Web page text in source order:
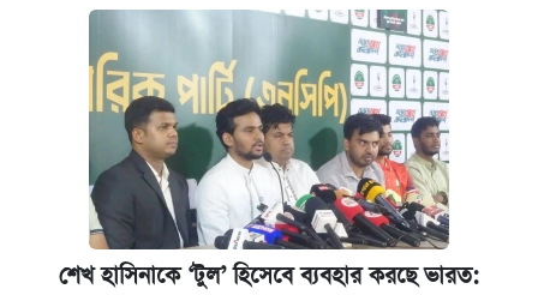
‘গুলশানের চামেলি’ তে যৌনকর্মীর দালাল অ্যাডলফ
আজ শুক্রবার রাজধানীর যেসব মার্কেট-দোকানপাট
কবে শুরু হচ্ছে ঢাবির ভর্তি আবেদন, জানাল কর্তৃপক্ষ
শেখ হাসিনাকে ‘টুল’ হিসেবে ব্যবহার করছে ভারত: